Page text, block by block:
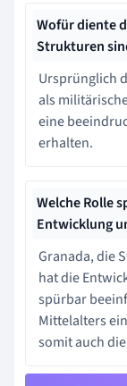
Wofür diente
Strukturen
Ursprünglich
als
eine
erhalten.
Welche Rolle
Entwicklung
Granada, die
hat die
spürbar
Mittelalters
somit auch